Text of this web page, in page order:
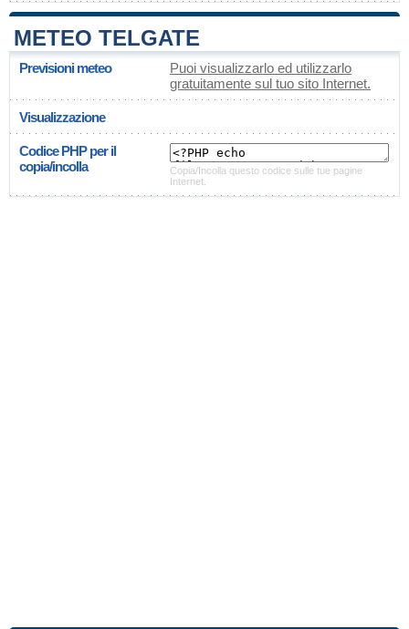
METEO TELGATE
Previsioni meteo
Puoi visualizzarlo ed utilizzarlo
gratuitamente sul tuo sito Internet.
Visualizzazione
Codice PHP per il
copia/incolla
Copia/Incolla questo codice sulle tue pagine
Internet.